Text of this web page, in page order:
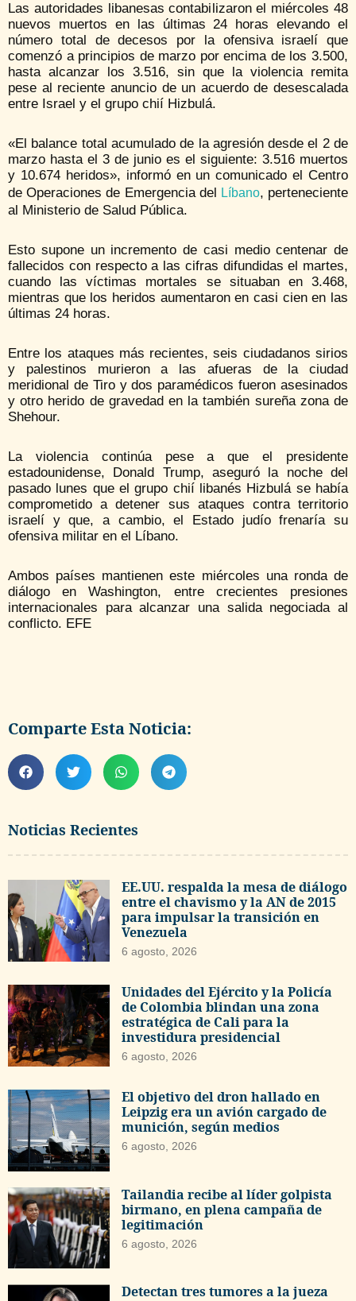
Noticias Recientes
EE.UU. respalda la mesa de diálogo
entre el chavismo y la AN de 2015
para impulsar la transición en
Venezuela
6 agosto, 2026
Unidades del Ejército y la Policía
de Colombia blindan una zona
estratégica de Cali para la
investidura presidencial
6 agosto, 2026
El objetivo del dron hallado en
Leipzig era un avión cargado de
munición, según medios
6 agosto, 2026
Tailandia recibe al líder golpista
birmano, en plena campaña de
legitimación
6 agosto, 2026
Detectan tres tumores a la jueza
Las autoridades libanesas contabilizaron el miércoles 48
nuevos muertos en las últimas 24 horas elevando el
número total de decesos por la ofensiva israelí que
comenzó a principios de marzo por encima de los 3.500,
hasta alcanzar los 3.516, sin que la violencia remita
pese al reciente anuncio de un acuerdo de desescalada
entre Israel y el grupo chií Hizbulá.
«El balance total acumulado de la agresión desde el 2 de
marzo hasta el 3 de junio es el siguiente: 3.516 muertos
y 10.674 heridos», informó en un comunicado el Centro
de Operaciones de Emergencia del Líbano, perteneciente
al Ministerio de Salud Pública.
Esto supone un incremento de casi medio centenar de
fallecidos con respecto a las cifras difundidas el martes,
cuando las víctimas mortales se situaban en 3.468,
mientras que los heridos aumentaron en casi cien en las
últimas 24 horas.
Entre los ataques más recientes, seis ciudadanos sirios
y palestinos murieron a las afueras de la ciudad
meridional de Tiro y dos paramédicos fueron asesinados
y otro herido de gravedad en la también sureña zona de
Shehour.
La violencia continúa pese a que el presidente
estadounidense, Donald Trump, aseguró la noche del
pasado lunes que el grupo chií libanés Hizbulá se había
comprometido a detener sus ataques contra territorio
israelí y que, a cambio, el Estado judío frenaría su
ofensiva militar en el Líbano.
Ambos países mantienen este miércoles una ronda de
diálogo en Washington, entre crecientes presiones
internacionales para alcanzar una salida negociada al
conflicto. EFE
Comparte Esta Noticia: